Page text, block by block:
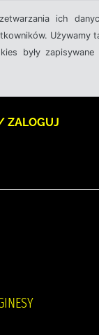
ich
Używamy
były zapisywane
ZALOGUJ